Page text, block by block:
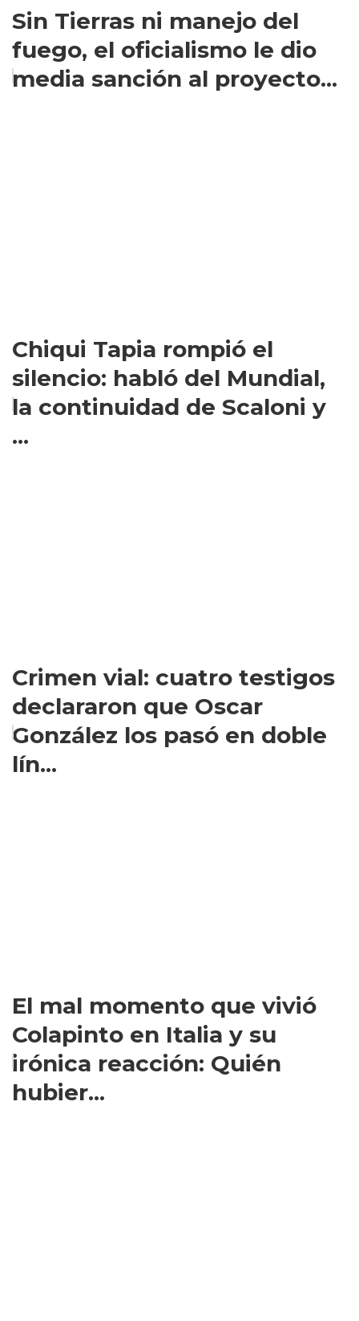
Sin Tierras ni manejo del
fuego, el oficialismo le dio
media sanción al proyecto...
Chiqui Tapia rompió el
silencio: habló del Mundial,
la continuidad de Scaloni y
...
Crimen vial: cuatro testigos
declararon que Oscar
González los pasó en doble
lín...
El mal momento que vivió
Colapinto en Italia y su
irónica reacción: Quién
hubier...